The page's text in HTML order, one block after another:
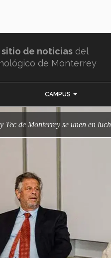
sitio de noticias del
de Monterrey
CAMPUS
y Tec de Monterrey se unen en